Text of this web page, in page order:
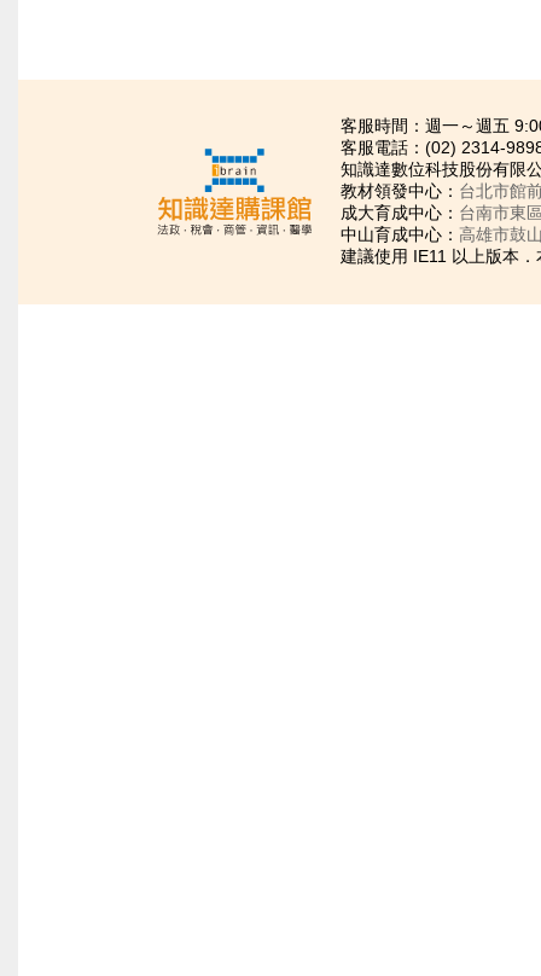
客服時間：週一～週五
客服電話：(02) 2314-
知識達數位科技股份有
教材領發中心： 台北市館
成大育成中心： 台南市東
中山育成中心： 高雄市鼓
建議使用 IE11 以上版本